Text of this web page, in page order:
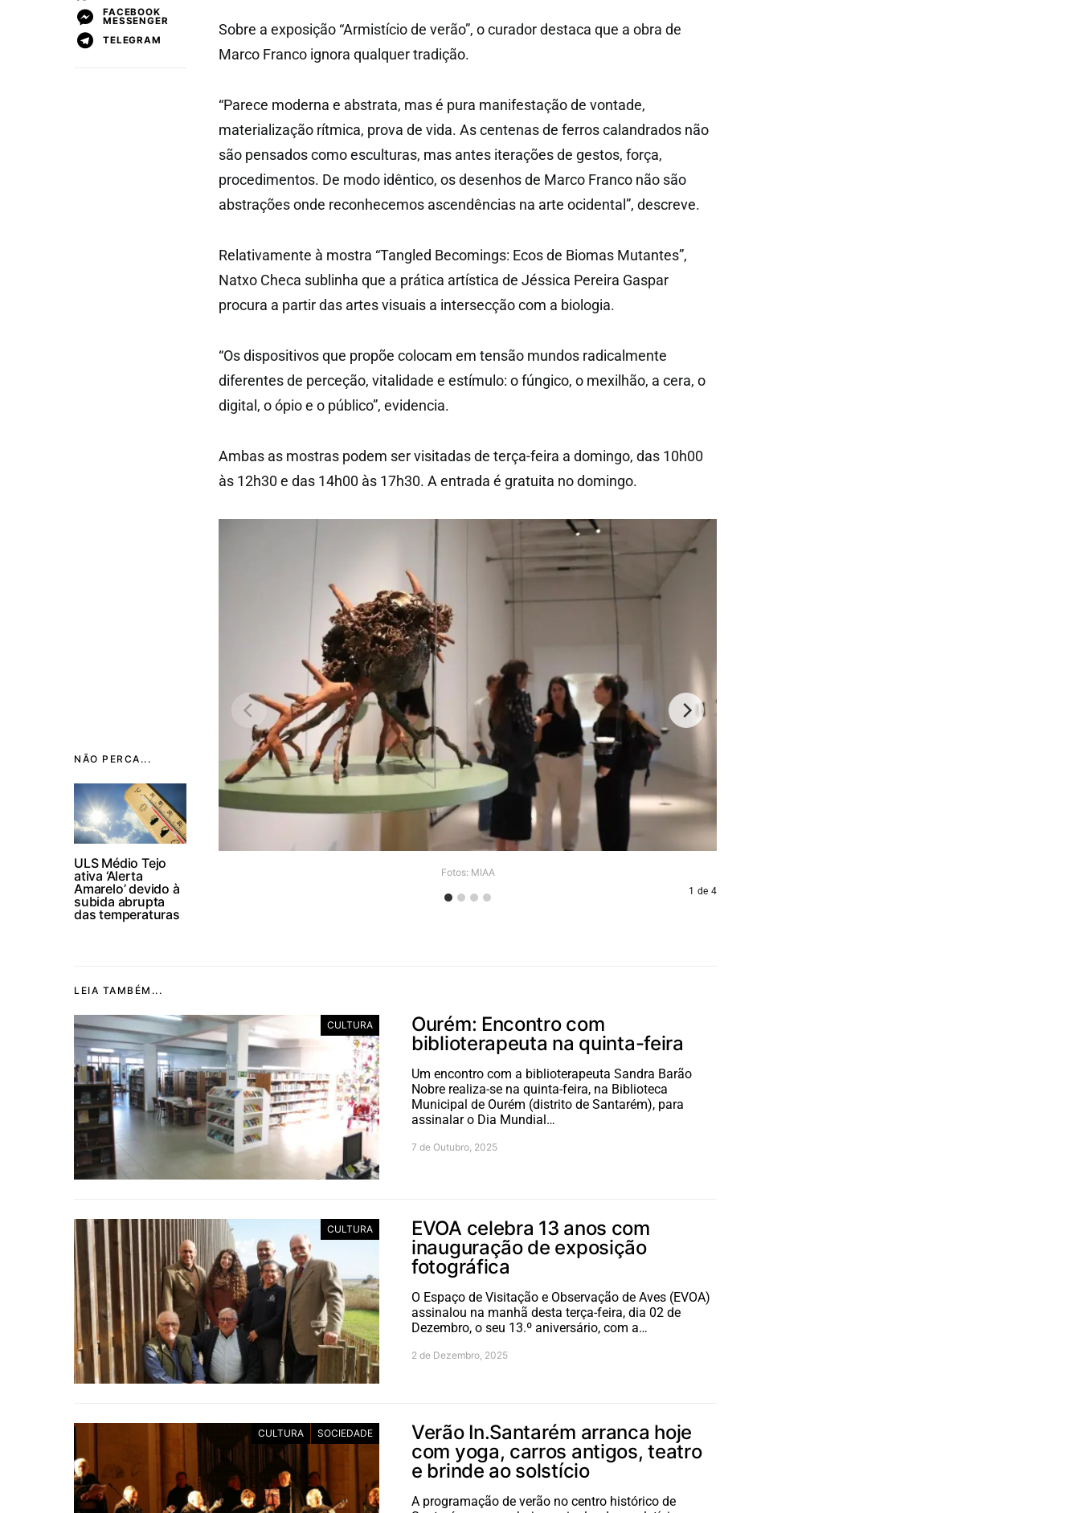
NÃO PERCA...
ULS Médio Tejo
ativa ‘Alerta
Amarelo’ devido à
subida abrupta
das temperaturas
FACEBOOK
MESSENGER
TELEGRAM
Sobre a exposição “Armistício de verão”, o curador destaca que a obra de
Marco Franco ignora qualquer tradição.
“Parece moderna e abstrata, mas é pura manifestação de vontade,
materialização rítmica, prova de vida. As centenas de ferros calandrados não
são pensados como esculturas, mas antes iterações de gestos, força,
procedimentos. De modo idêntico, os desenhos de Marco Franco não são
abstrações onde reconhecemos ascendências na arte ocidental”, descreve.
Relativamente à mostra “Tangled Becomings: Ecos de Biomas Mutantes”,
Natxo Checa sublinha que a prática artística de Jéssica Pereira Gaspar
procura a partir das artes visuais a intersecção com a biologia.
“Os dispositivos que propõe colocam em tensão mundos radicalmente
diferentes de perceção, vitalidade e estímulo: o fúngico, o mexilhão, a cera, o
digital, o ópio e o público”, evidencia.
Ambas as mostras podem ser visitadas de terça-feira a domingo, das 10h00
às 12h30 e das 14h00 às 17h30. A entrada é gratuita no domingo.
Fotos: MIAA
1 de 4
LEIA TAMBÉM...
CULTURA
Ourém: Encontro com
biblioterapeuta na quinta-feira
Um encontro com a biblioterapeuta Sandra Barão
Nobre realiza-se na quinta-feira, na Biblioteca
Municipal de Ourém (distrito de Santarém), para
assinalar o Dia Mundial…
7 de Outubro, 2025
CULTURA
EVOA celebra 13 anos com
inauguração de exposição
fotográfica
O Espaço de Visitação e Observação de Aves (EVOA)
assinalou na manhã desta terça-feira, dia 02 de
Dezembro, o seu 13.º aniversário, com a…
2 de Dezembro, 2025
CULTURA SOCIEDADE
Verão In.Santarém arranca hoje
com yoga, carros antigos, teatro
e brinde ao solstício
A programação de verão no centro histórico de